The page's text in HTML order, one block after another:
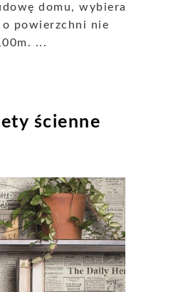
domu, wybiera
powierzchni nie
...
ścienne